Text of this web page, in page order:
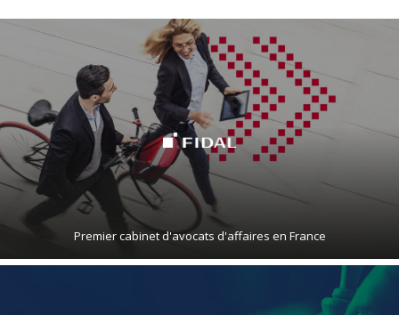
Premier cabinet d'avocats d'affaires en France